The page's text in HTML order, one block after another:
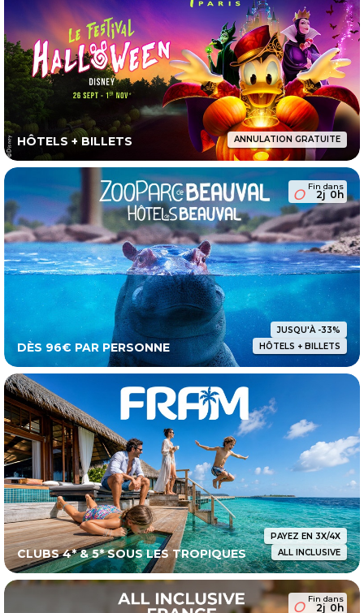
HÔTELS + BILLETS ANNULATION GRATUITE
Fin dans
2j 0h
DÈS 96€ PAR PERSONNE
JUSQU'À -33%
HÔTELS + BILLETS
CLUBS 4* & 5* SOUS LES TROPIQUES
PAYEZ EN 3X/4X
ALL INCLUSIVE
Fin dans
2j 0h